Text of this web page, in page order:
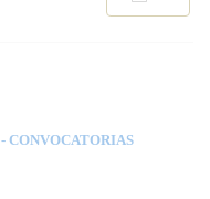
- CONVOCATORIAS